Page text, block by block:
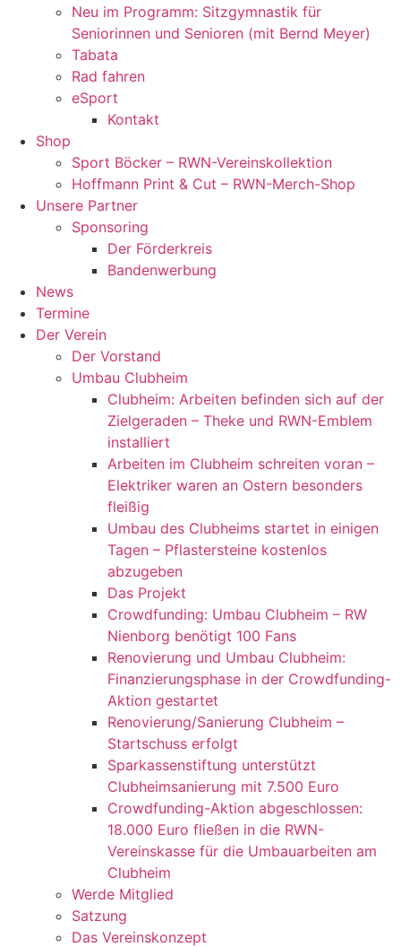
Neu im Programm: Sitzgymnastik für
Seniorinnen und Senioren (mit Bernd Meyer)
Tabata
Rad fahren
eSport
Kontakt
Shop
Sport Böcker – RWN-Vereinskollektion
Hoffmann Print & Cut – RWN-Merch-Shop
Unsere Partner
Sponsoring
Der Förderkreis
Bandenwerbung
News
Termine
Der Verein
Der Vorstand
Umbau Clubheim
Clubheim: Arbeiten befinden sich auf der
Zielgeraden – Theke und RWN-Emblem
installiert
Arbeiten im Clubheim schreiten voran –
Elektriker waren an Ostern besonders
fleißig
Umbau des Clubheims startet in einigen
Tagen – Pflastersteine kostenlos
abzugeben
Das Projekt
Crowdfunding: Umbau Clubheim – RW
Nienborg benötigt 100 Fans
Renovierung und Umbau Clubheim:
Finanzierungsphase in der Crowdfunding-
Aktion gestartet
Renovierung/Sanierung Clubheim –
Startschuss erfolgt
Sparkassenstiftung unterstützt
Clubheimsanierung mit 7.500 Euro
Crowdfunding-Aktion abgeschlossen:
18.000 Euro fließen in die RWN-
Vereinskasse für die Umbauarbeiten am
Clubheim
Werde Mitglied
Satzung
Das Vereinskonzept